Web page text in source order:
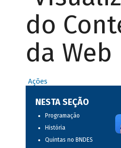
do
da Web
Ações
NESTA SEÇÃO
Programação
História
Quintas no BNDES